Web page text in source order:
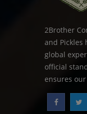
2Brother
and Pickles
global
official
ensures